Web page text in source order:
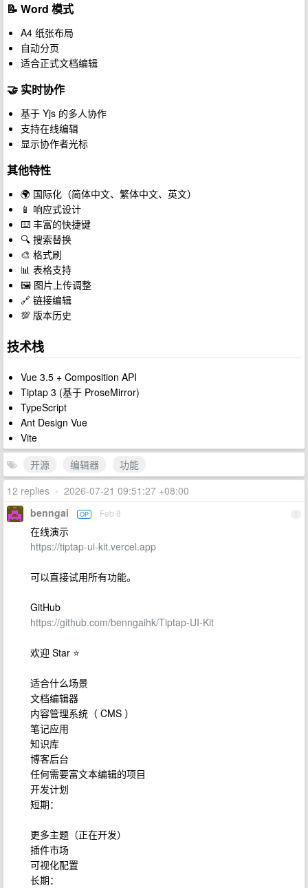
📝 Word 模式
A4 纸张布局
自动分页
适合正式文档编辑
🤝 实时协作
基于 Yjs 的多人协作
支持在线编辑
显示协作者光标
其他特性
🌍 国际化（简体中文、繁体中文、英文）
📱 响应式设计
⌨️ 丰富的快捷键
🔍 搜索替换
🎨 格式刷
📊 表格支持
🖼️ 图片上传调整
🔗 链接编辑
💯 版本历史
技术栈
Vue 3.5 + Composition API
Tiptap 3 (基于 ProseMirror)
TypeScript
Ant Design Vue
Vite
开源
编辑器
功能
12 replies • 2026-07-21 09:51:27 +08:00
1
benngai OP Feb 8
在线演示
https://tiptap-ui-kit.vercel.app
可以直接试用所有功能。
GitHub
https://github.com/benngaihk/Tiptap-UI-Kit
欢迎 Star ⭐
适合什么场景
文档编辑器
内容管理系统（ CMS ）
笔记应用
知识库
博客后台
任何需要富文本编辑的项目
开发计划
短期：
更多主题（正在开发）
插件市场
可视化配置
长期：